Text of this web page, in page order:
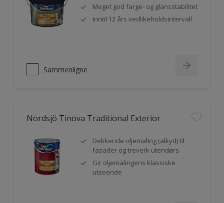
Meget god farge- og glansstabilitet
Inntil 12 års vedlikeholdsintervall
Sammenligne
Nordsjö Tinova Traditional Exterior
Dekkende oljemaling (alkyd) til
fasader og treverk utendørs
Gir oljemalingens klassiske
utseende